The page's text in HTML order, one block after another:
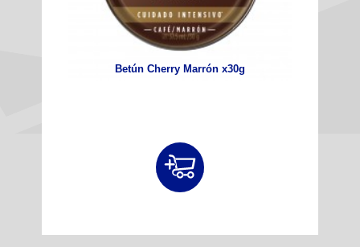
Betún Cherry Marrón x30g